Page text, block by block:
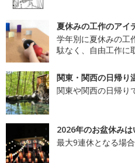
夏休みの工作のアイ
学年別に夏休みの工
駄なく、自由工作に
関東・関西の日帰り
関東や関西の日帰り
2026年のお盆休み
最大9連休となる場